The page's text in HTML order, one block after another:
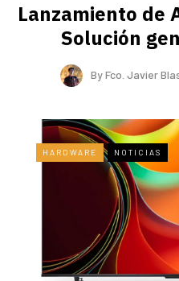
Lanzamiento de
Solución
ByFco. Javier
HARDWARE NOTICIAS